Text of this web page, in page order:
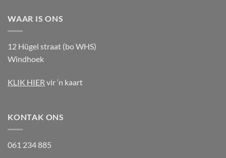
WAAR IS ONS
12 Hügel straat (bo WHS)
Windhoek
KLIK HIER vir ‘n kaart
KONTAK ONS
061 234 885